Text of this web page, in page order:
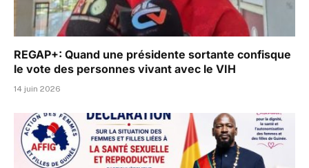
REGAP+: Quand une présidente sortante confisque
le vote des personnes vivant avec le VIH
14 juin 2026